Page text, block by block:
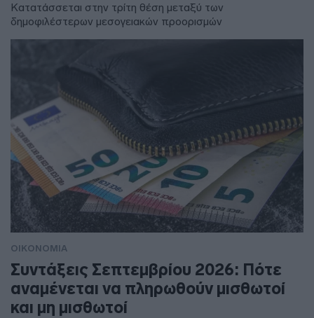
Κατατάσσεται στην τρίτη θέση μεταξύ των
δημοφιλέστερων μεσογειακών προορισμών
ΟΙΚΟΝΟΜΙΑ
Συντάξεις Σεπτεμβρίου 2026: Πότε
αναμένεται να πληρωθούν μισθωτοί
και μη μισθωτοί